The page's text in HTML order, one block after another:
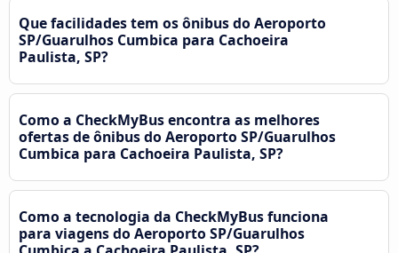
Que facilidades tem os ônibus do Aeroporto
SP/Guarulhos Cumbica para Cachoeira
Paulista, SP?
Como a CheckMyBus encontra as melhores
ofertas de ônibus do Aeroporto SP/Guarulhos
Cumbica para Cachoeira Paulista, SP?
Como a tecnologia da CheckMyBus funciona
para viagens do Aeroporto SP/Guarulhos